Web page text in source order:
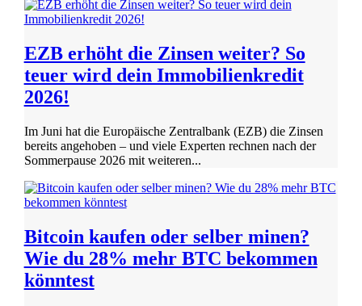
EZB erhöht die Zinsen weiter? So
teuer wird dein Immobilienkredit
2026!
Im Juni hat die Europäische Zentralbank (EZB) die Zinsen
bereits angehoben – und viele Experten rechnen nach der
Sommerpause 2026 mit weiteren...
Bitcoin kaufen oder selber minen?
Wie du 28% mehr BTC bekommen
könntest